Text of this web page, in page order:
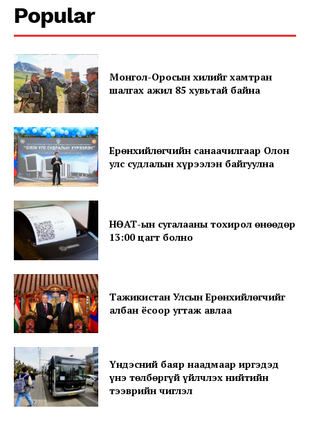
News Week
SUBSCRIBE NOW
Company
About
Popular
Монгол-Оросын хилийг хамтран
шалгах ажил 85 хувьтай байна
Ерөнхийлөгчийн санаачилгаар Олон
улс судлалын хүрээлэн байгуулна
НӨАТ-ын сугалааны тохирол өнөөдөр
13:00 цагт болно
Тажикистан Улсын Ерөнхийлөгчийг
албан ёсоор угтаж авлаа
Үндэсний баяр наадмаар иргэдэд
үнэ төлбөргүй үйлчлэх нийтийн
тээврийн чиглэл